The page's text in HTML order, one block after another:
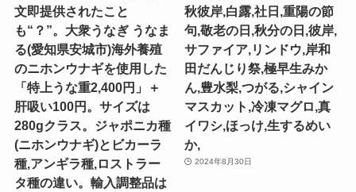
文即提供されたこと
も“？”。大衆うなぎ うなま
る(愛知県安城市)海外養殖
のニホンウナギを使用した
「特上うな重2,400円」＋
肝吸い100円。サイズは
280gクラス。ジャポニカ種
(ニホンウナギ)とビカーラ
種,アンギラ種,ロストラー
タ種の違い。輸入調整品は
秋彼岸,白露,社日,重陽の節
句,敬老の日,秋分の日,彼岸,
サファイア,リンドウ,岸和
田だんじり祭,極早生みか
ん,豊水梨,つがる,シャイン
マスカット,冷凍マグロ,真
イワシ,ほっけ,生するめい
か,
2024年8月30日